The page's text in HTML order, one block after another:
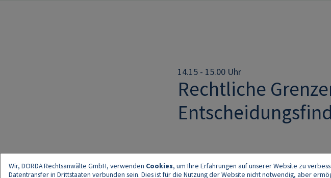
14.15 - 15.00 Uhr
Rechtliche
Wir, DORDA Rechtsanwälte GmbH, verwenden Cookies, um Ihre Erfahrungen auf unserer Website zu
Datentransfer in Drittstaaten verbunden sein. Dies ist für die Nutzung der Website nicht notwendig, aber